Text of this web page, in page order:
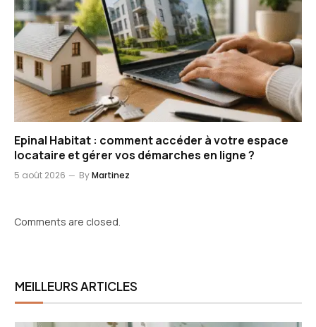
Epinal Habitat : comment accéder à votre espace
locataire et gérer vos démarches en ligne ?
5 août 2026 ByMartinez
Comments are closed.
MEILLEURS ARTICLES